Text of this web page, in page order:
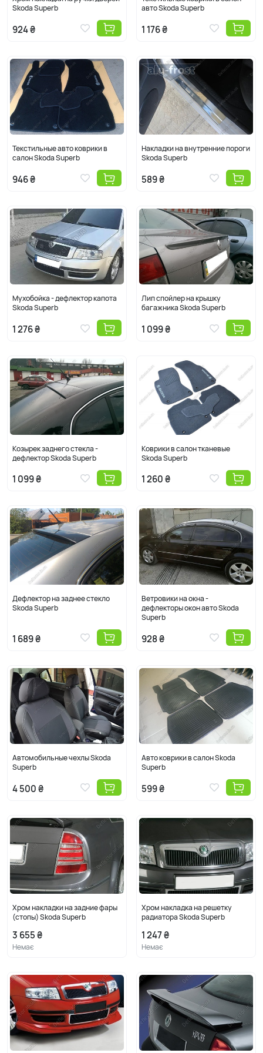
Skoda Superb
924 ₴
авто Skoda Superb
1 176 ₴
Текстильные авто коврики в
салон Skoda Superb
946 ₴
Накладки на внутренние пороги
Skoda Superb
589 ₴
Мухобойка - дефлектор капота
Skoda Superb
1 276 ₴
Лип спойлер на крышку
багажника Skoda Superb
1 099 ₴
Козырек заднего стекла -
дефлектор Skoda Superb
1 099 ₴
Коврики в салон тканевые
Skoda Superb
1 260 ₴
Дефлектор на заднее стекло
Skoda Superb
1 689 ₴
Ветровики на окна -
дефлекторы окон авто Skoda
Superb
928 ₴
Автомобильные чехлы Skoda
Superb
4 500 ₴
Авто коврики в салон Skoda
Superb
599 ₴
Хром накладки на задние фары
(стопы) Skoda Superb
3 655 ₴
Немає
Хром накладка на решетку
радиатора Skoda Superb
1 247 ₴
Немає